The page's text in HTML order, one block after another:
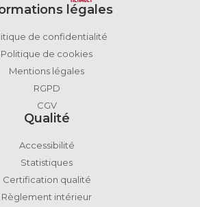
légales
de confidentialité
Politique de cookies
Mentions légales
RGPD
CGV
Qualité
Accessibilité
Statistiques
Certification qualité
Règlement intérieur